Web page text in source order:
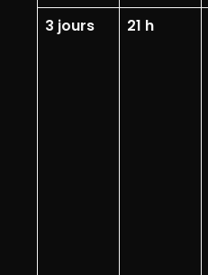
3 jours 21 h